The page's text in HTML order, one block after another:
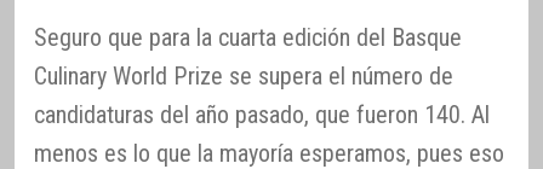
Seguro que para la cuarta edición del Basque
Culinary World Prize se supera el número de
candidaturas del año pasado, que fueron 140. Al
menos es lo que la mayoría esperamos, pues eso